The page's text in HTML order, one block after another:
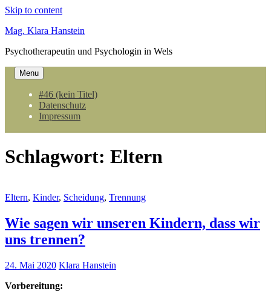
Skip to content
Mag. Klara Hanstein
Psychotherapeutin und Psychologin in Wels
Menu
#46 (kein Titel)
Datenschutz
Impressum
Schlagwort: Eltern
Eltern, Kinder, Scheidung, Trennung
Wie sagen wir unseren Kindern, dass wir
uns trennen?
24. Mai 2020 Klara Hanstein
Vorbereitung: